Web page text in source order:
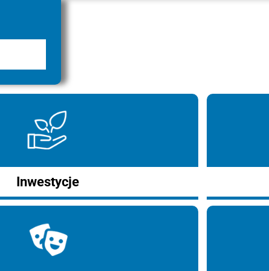
Inwestycje